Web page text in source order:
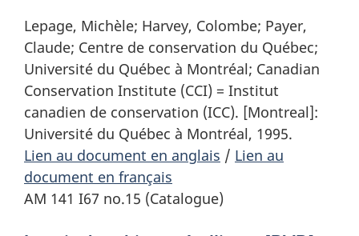
Lepage, Michèle; Harvey, Colombe; Payer,
Claude; Centre de conservation du Québec;
Université du Québec à Montréal; Canadian
Conservation Institute (CCI) = Institut
canadien de conservation (ICC). [Montreal]:
Université du Québec à Montréal, 1995.
Lien au document en anglais / Lien au
document en français
AM 141 I67 no.15 (Catalogue)